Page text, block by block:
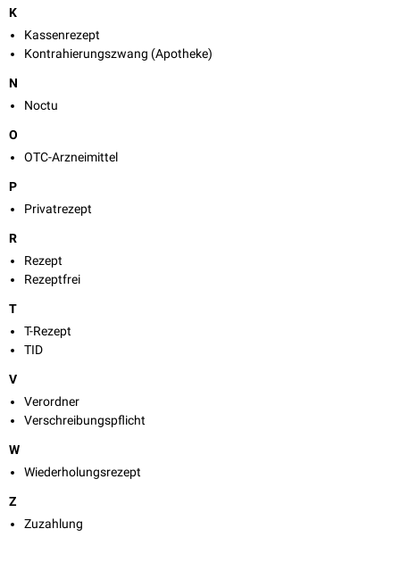
K
Kassenrezept
Kontrahierungszwang (Apotheke)
N
Noctu
O
OTC-Arzneimittel
P
Privatrezept
R
Rezept
Rezeptfrei
T
T-Rezept
TID
V
Verordner
Verschreibungspflicht
W
Wiederholungsrezept
Z
Zuzahlung